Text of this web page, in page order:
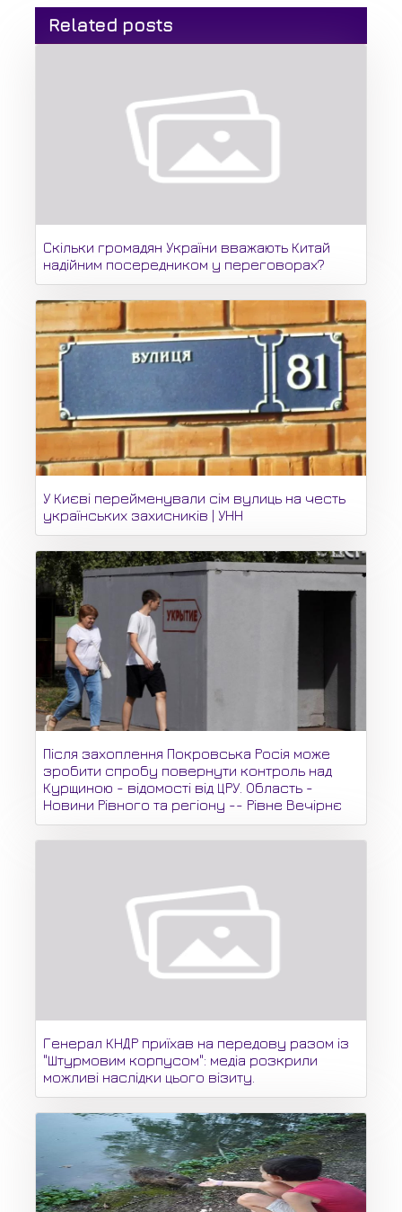
Related posts
Скільки громадян України вважають Китай
надійним посередником у переговорах?
У Києві перейменували сім вулиць на честь
українських захисників | УНН
Після захоплення Покровська Росія може
зробити спробу повернути контроль над
Курщиною - відомості від ЦРУ. Область -
Новини Рівного та регіону -- Рівне Вечірнє
Генерал КНДР приїхав на передову разом із
"Штурмовим корпусом": медіа розкрили
можливі наслідки цього візиту.